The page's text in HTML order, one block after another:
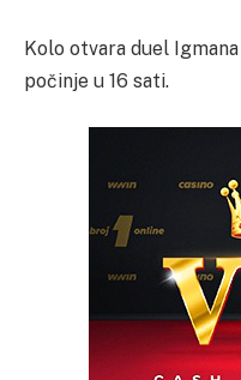
Kolo otvara duel
počinje u 16 sati.